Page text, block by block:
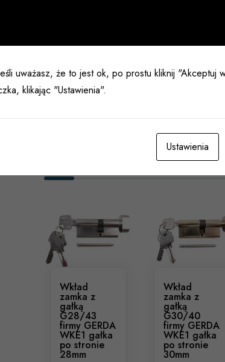
Kolor
Wkład
zamka z
gałką
G28/43
firmy GERDA
WKE1 gałka
po stronie
28mm
Wkład
zamka z
gałką
G30/40
firmy GERDA
WKE1 gałka
po stronie
30mm
uważasz, że to jest ok, po prostu kliknij "Akceptuj
klikając "Ustawienia".
Ustawienia